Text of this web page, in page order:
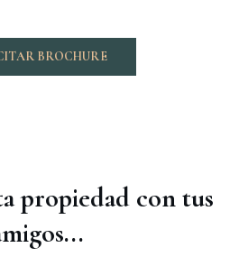
BROCHURE
propiedad con tus